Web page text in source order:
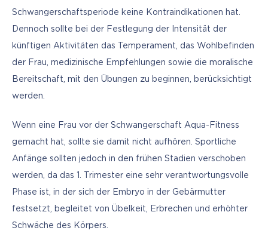
Schwangerschaftsperiode keine Kontraindikationen hat.
Dennoch sollte bei der Festlegung der Intensität der
künftigen Aktivitäten das Temperament, das Wohlbefinden
der Frau, medizinische Empfehlungen sowie die moralische
Bereitschaft, mit den Übungen zu beginnen, berücksichtigt
werden.
Wenn eine Frau vor der Schwangerschaft Aqua-Fitness
gemacht hat, sollte sie damit nicht aufhören. Sportliche
Anfänge sollten jedoch in den frühen Stadien verschoben
werden, da das 1. Trimester eine sehr verantwortungsvolle
Phase ist, in der sich der Embryo in der Gebärmutter
festsetzt, begleitet von Übelkeit, Erbrechen und erhöhter
Schwäche des Körpers.